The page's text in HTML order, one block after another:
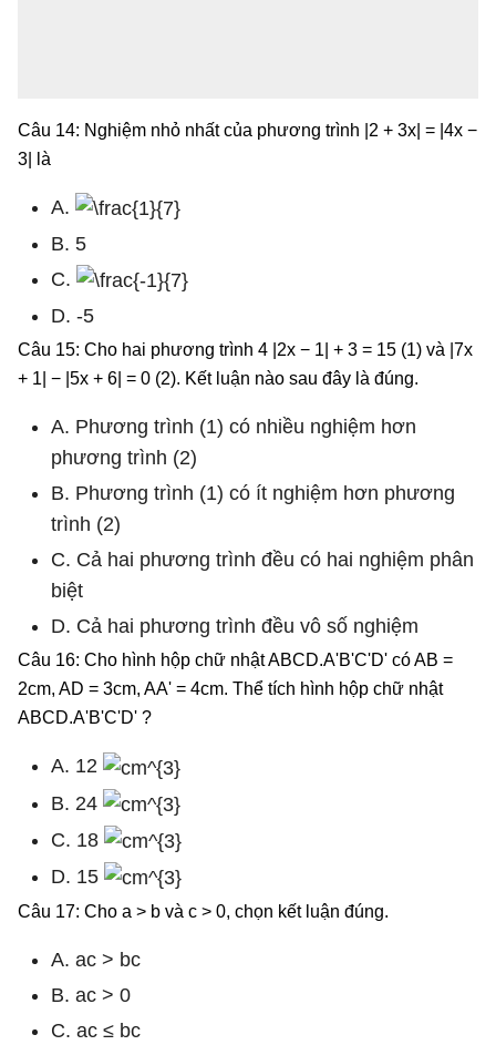
Câu 14: Nghiệm nhỏ nhất của phương trình |2 + 3x| = |4x −
3| là
A.
B. 5
C.
D. -5
Câu 15: Cho hai phương trình 4 |2x − 1| + 3 = 15 (1) và |7x
+ 1| − |5x + 6| = 0 (2). Kết luận nào sau đây là đúng.
A. Phương trình (1) có nhiều nghiệm hơn
phương trình (2)
B. Phương trình (1) có ít nghiệm hơn phương
trình (2)
C. Cả hai phương trình đều có hai nghiệm phân
biệt
D. Cả hai phương trình đều vô số nghiệm
Câu 16: Cho hình hộp chữ nhật ABCD.A'B'C'D' có AB =
2cm, AD = 3cm, AA' = 4cm. Thể tích hình hộp chữ nhật
ABCD.A'B'C'D' ?
A. 12
B. 24
C. 18
D. 15
Câu 17: Cho a > b và c > 0, chọn kết luận đúng.
A. ac > bc
B. ac > 0
C. ac ≤ bc